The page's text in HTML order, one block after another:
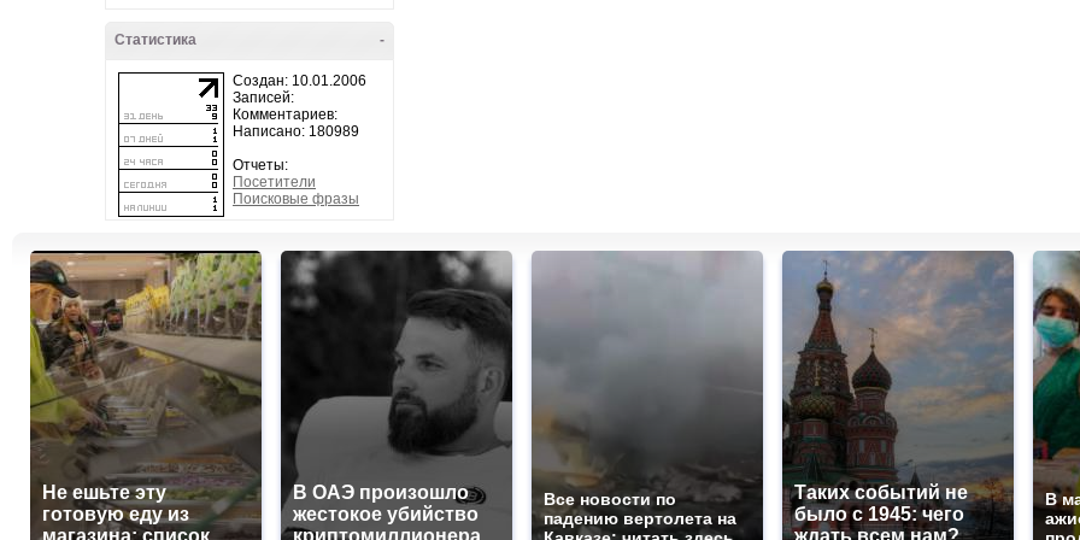
-
Статистика
Создан: 10.01.2006
Записей:
Комментариев:
Написано: 180989
Отчеты:
Посетители
Поисковые фразы
Не ешьте эту
готовую еду из
магазина: список
В ОАЭ произошло
жестокое убийство
криптомиллионера
Все новости по
падению вертолета на
Таких событий не
было с 1945: чего
ждать всем нам?
В